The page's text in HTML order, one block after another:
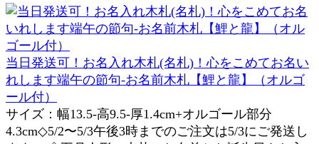
当日発送可！お名入れ木札(名札)！心をこめてお名い
れします端午の節句-お名前木札【鯉と龍】（オルゴ
ール付）
サイズ：幅13.5-高9.5-厚1.4cm+オルゴール部分
4.3cm◇5/2〜5/3午後3時までのご注文は5/3にご発送し